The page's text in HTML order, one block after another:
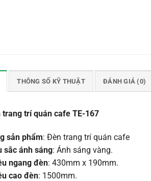
THÔNG SỐ KỸ THUẬT ĐÁNH GIÁ (0)
trang trí quán cafe TE-167
sản phẩm: Đèn trang trí quán cafe
sắc ánh sáng: Ánh sáng vàng.
ngang đèn: 430mm x 190mm.
cao đèn: 1500mm.